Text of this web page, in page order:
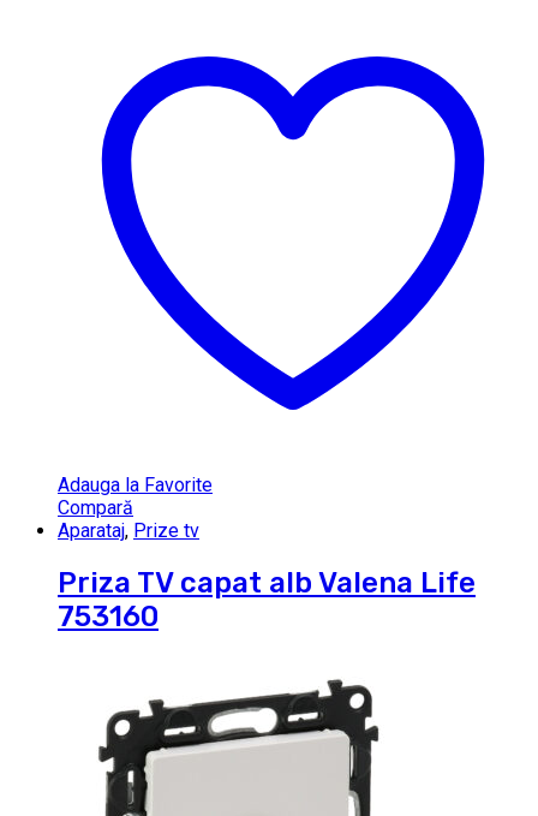
Adauga la Favorite
Compară
Aparataj, Prize tv
Priza TV capat alb Valena Life
753160